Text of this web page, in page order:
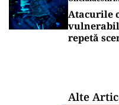
Atacurile
repetă
Alte